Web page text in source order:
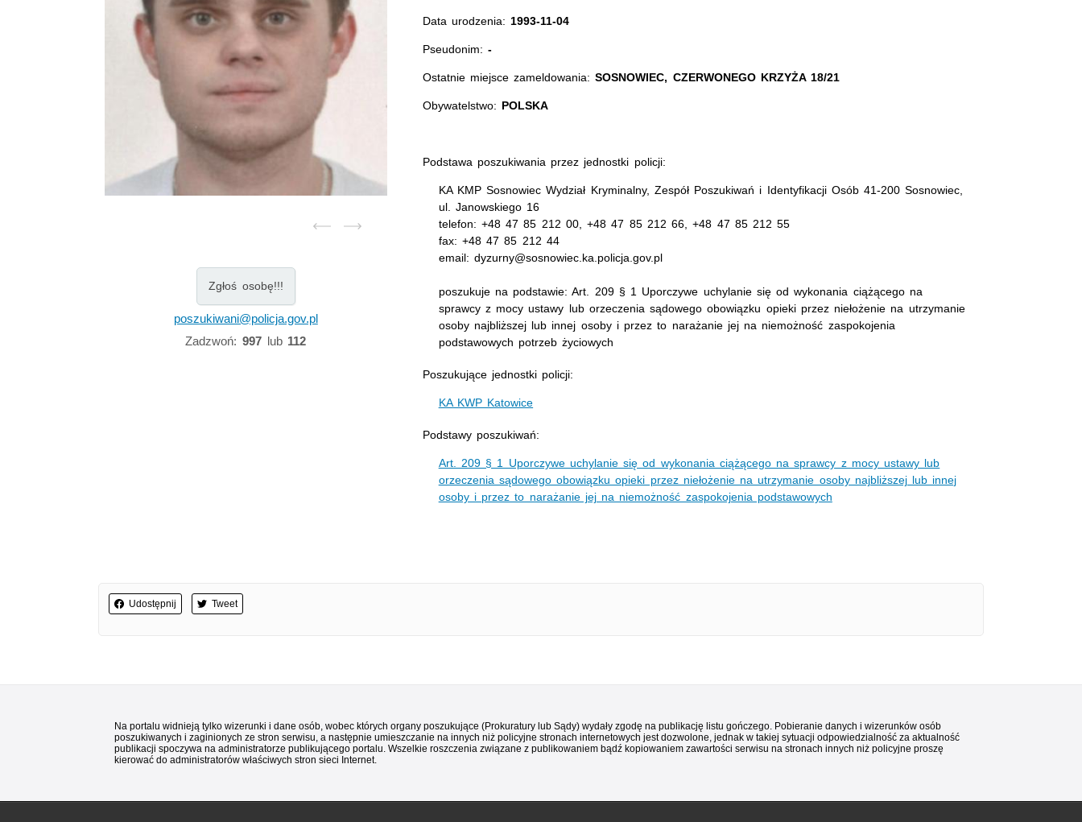
Zgłoś osobę!!!
poszukiwani@policja.gov.pl
Zadzwoń: 997lub 112
Data urodzenia: 1993-11-04
Pseudonim: -
Ostatnie miejsce zameldowania:SOSNOWIEC, CZERWONEGO KRZYŻA 18/21
Obywatelstwo: POLSKA
Podstawa poszukiwania przez jednostki policji:
KA KMP Sosnowiec Wydział Kryminalny, Zespół Poszukiwań i Identyfikacji Osób 41-200 Sosnowiec,
ul. Janowskiego 16
telefon: +48 47 85 212 00, +48 47 85 212 66, +48 47 85 212 55
fax: +48 47 85 212 44
email: dyzurny@sosnowiec.ka.policja.gov.pl
poszukuje na podstawie: Art. 209 § 1 Uporczywe uchylanie się od wykonania ciążącego na
sprawcy z mocy ustawy lub orzeczenia sądowego obowiązku opieki przez niełożenie na utrzymanie
osoby najbliższej lub innej osoby i przez to narażanie jej na niemożność zaspokojenia
podstawowych potrzeb życiowych
Poszukujące jednostki policji:
KA KWP Katowice
Podstawy poszukiwań:
Art. 209 § 1 Uporczywe uchylanie się od wykonania ciążącego na sprawcy z mocy ustawy lub
orzeczenia sądowego obowiązku opieki przez niełożenie na utrzymanie osoby najbliższej lub innej
osoby i przez to narażanie jej na niemożność zaspokojenia podstawowych
Udostępnij Tweet
Na portalu widnieją tylko wizerunki i dane osób, wobec których organy poszukujące (Prokuratury lub Sądy) wydały zgodę na publikację listu gończego. Pobieranie danych i wizerunków osób
poszukiwanych i zaginionych ze stron serwisu, a następnie umieszczanie na innych niż policyjne stronach internetowych jest dozwolone, jednak w takiej sytuacji odpowiedzialność za aktualność
publikacji spoczywa na administratorze publikującego portalu. Wszelkie roszczenia związane z publikowaniem bądź kopiowaniem zawartości serwisu na stronach innych niż policyjne proszę
kierować do administratorów właściwych stron sieci Internet.